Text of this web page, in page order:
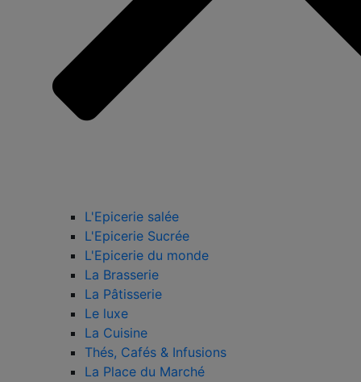
L'Epicerie salée
L'Epicerie Sucrée
L'Epicerie du monde
La Brasserie
La Pâtisserie
Le luxe
La Cuisine
Thés, Cafés & Infusions
La Place du Marché